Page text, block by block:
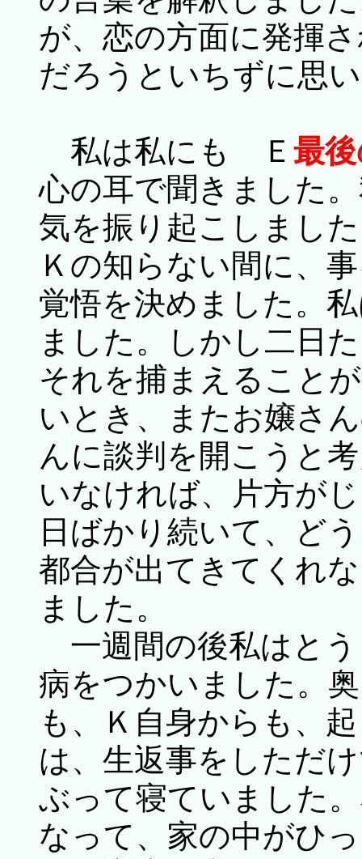
が、恋の方面に発揮
だろうといちずに思
私は私にも Ｅ 最
心の耳で聞きました
気を振り起こしまし
Ｋの知らない間に、
覚悟を決めました。
ました。しかし二日
それを捕まえること
いとき、またお嬢さ
んに談判を開こうと
いなければ、片方が
日ばかり続いて、ど
都合が出てきてくれ
ました。
一週間の後私はと
病をつかいました。
も、Ｋ自身からも、
は、生返事をしただ
ぶって寝ていました
なって、家の中がひ